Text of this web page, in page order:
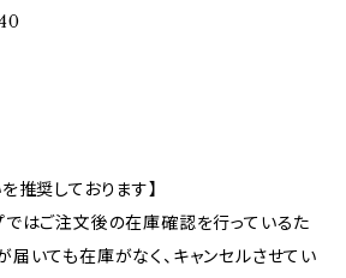
推奨しております】
ではご注文後の在庫確認を行っているた
届いても在庫がなく、キャンセルさせてい